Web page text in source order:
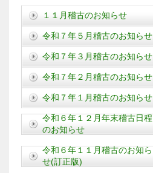
１１月稽古のお知らせ
令和７年５月稽古のお知らせ
令和７年３月稽古のお知らせ
令和７年２月稽古のお知らせ
令和７年１月稽古のお知らせ
令和６年１２月年末稽古日程
のお知らせ
令和６年１１月稽古のお知ら
せ(訂正版)